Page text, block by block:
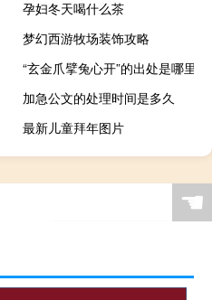
孕妇冬天喝什么茶
梦幻西游牧场装饰攻略
“玄金爪擘兔心开”的出处是哪里
加急公文的处理时间是多久
最新儿童拜年图片
☚